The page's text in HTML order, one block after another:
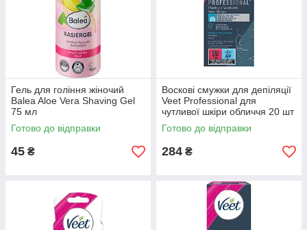
Гель для гоління жіночий
Balea Aloe Vera Shaving Gel
75 мл
Готово до відправки
45 ₴
Воскові смужки для депіляції
Veet Professional для
чутливої шкіри обличчя 20 шт
Готово до відправки
284 ₴